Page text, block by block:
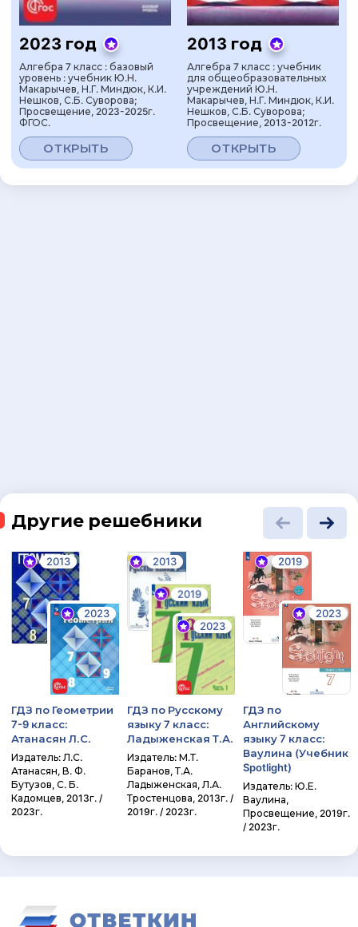
2023 год
Алгебра 7 класс : базовый
уровень : учебник Ю.Н.
Макарычев, Н.Г. Миндюк, К.И.
Нешков, С.Б. Суворова;
Просвещение, 2023-2025г.
ФГОС.
ОТКРЫТЬ
2013 год
Алгебра 7 класс : учебник
для общеобразовательных
учреждений Ю.Н.
Макарычев, Н.Г. Миндюк, К.И.
Нешков, С.Б. Суворова;
Просвещение, 2013-2012г.
ОТКРЫТЬ
Другие решебники
2013
2023
ГДЗ по Геометрии
7-9 класс:
Атанасян Л.С.
Издатель: Л.С.
Атанасян, В. Ф.
Бутузов, С. Б.
Кадомцев, 2013г. /
2023г.
2013
2019
2023
ГДЗ по Русскому
языку 7 класс:
Ладыженская Т.А.
Издатель: М.Т.
Баранов, Т.А.
Ладыженская, Л.А.
Тростенцова, 2013г. /
2019г. / 2023г.
2019
2023
ГДЗ по
Английскому
языку 7 класс:
Ваулина (Учебник
Spotlight)
Издатель: Ю.Е.
Ваулина,
Просвещение, 2019г.
/ 2023г.